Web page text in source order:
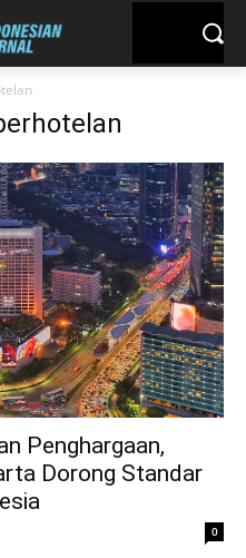
Penghargaan,
Dorong Standar
0